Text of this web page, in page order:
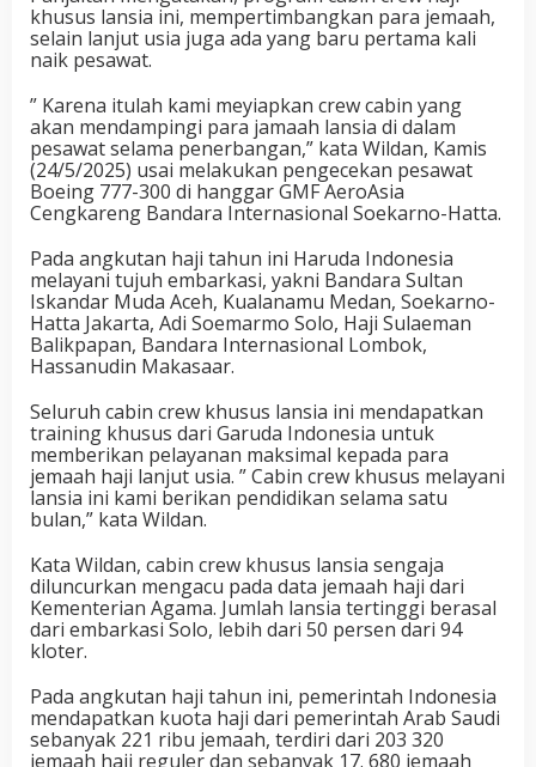
khusus lansia ini, mempertimbangkan para jemaah,
selain lanjut usia juga ada yang baru pertama kali
naik pesawat.
” Karena itulah kami meyiapkan crew cabin yang
akan mendampingi para jamaah lansia di dalam
pesawat selama penerbangan,” kata Wildan, Kamis
(24/5/2025) usai melakukan pengecekan pesawat
Boeing 777-300 di hanggar GMF AeroAsia
Cengkareng Bandara Internasional Soekarno-Hatta.
Pada angkutan haji tahun ini Haruda Indonesia
melayani tujuh embarkasi, yakni Bandara Sultan
Iskandar Muda Aceh, Kualanamu Medan, Soekarno-
Hatta Jakarta, Adi Soemarmo Solo, Haji Sulaeman
Balikpapan, Bandara Internasional Lombok,
Hassanudin Makasaar.
Seluruh cabin crew khusus lansia ini mendapatkan
training khusus dari Garuda Indonesia untuk
memberikan pelayanan maksimal kepada para
jemaah haji lanjut usia. ” Cabin crew khusus melayani
lansia ini kami berikan pendidikan selama satu
bulan,” kata Wildan.
Kata Wildan, cabin crew khusus lansia sengaja
diluncurkan mengacu pada data jemaah haji dari
Kementerian Agama. Jumlah lansia tertinggi berasal
dari embarkasi Solo, lebih dari 50 persen dari 94
kloter.
Pada angkutan haji tahun ini, pemerintah Indonesia
mendapatkan kuota haji dari pemerintah Arab Saudi
sebanyak 221 ribu jemaah, terdiri dari 203 320
jemaah haji reguler dan sebanyak 17. 680 jemaah